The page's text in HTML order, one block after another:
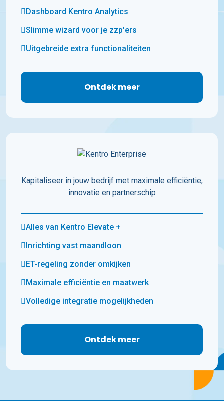
Dashboard Kentro Analytics
Slimme wizard voor je zzp'ers
Uitgebreide extra functionaliteiten
Ontdek meer
Kapitaliseer in jouw bedrijf met maximale efficiëntie,
innovatie en partnerschip
Alles van Kentro Elevate +
Inrichting vast maandloon
ET-regeling zonder omkijken
Maximale efficiëntie en maatwerk
Volledige integratie mogelijkheden
Ontdek meer